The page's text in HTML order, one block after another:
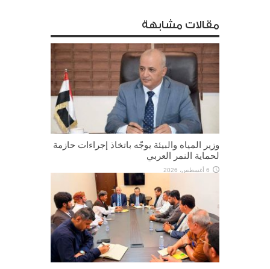
مقالات مشابهة
وزير المياه والبيئة يوجّه باتخاذ إجراءات حازمة
لحماية النمر العربي
6 أغسطس، 2026